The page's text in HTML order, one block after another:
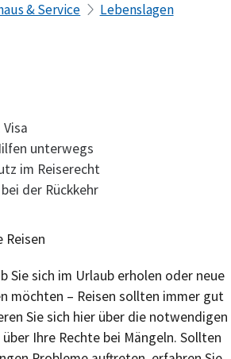
& Service
Lebenslagen
unterwegs
im Reiserecht
der Rückkehr
Sie sich im Urlaub erholen oder neue
möchten – Reisen sollten immer gut
Sie sich hier über die notwendigen
Ihre Rechte bei Mängeln. Sollten